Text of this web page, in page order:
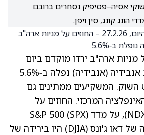
אסיה–פסיפיק נסחרים ברובם
הונג קונג, סין ויפן.
מניות ארה"ב ירדו מוקדם ביום
(אנבידיה)
נפלה ב‑5.6%
השוק. המשקיעים ממתינים גם
המרכזי. החוזים על
מדד נאסד"ק 100 (NDX), על מדד S&P 500 (SPX)
ועל ממוצע התעשייה של דאו ג'ונס (DJIA) היו בירידה של